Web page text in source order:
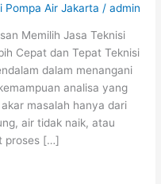
Pompa Air Jakarta /admin
Memilih Jasa Teknisi
Cepat dan Tepat Teknisi
dalam menangani
analisa yang
masalah hanya dari
air tidak naik, atau
proses […]